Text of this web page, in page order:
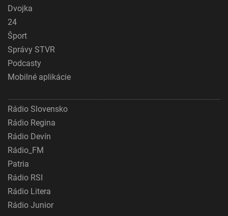
Dvojka
24
Šport
Správy STVR
Podcasty
Mobilné aplikácie
Rádio Slovensko
Rádio Regina
Rádio Devín
Rádio_FM
Patria
Rádio RSI
Rádio Litera
Rádio Junior